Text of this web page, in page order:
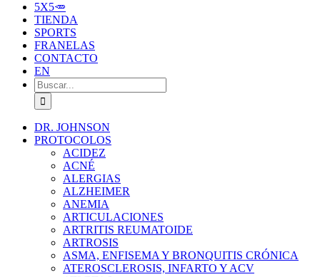
5X5🥕
TIENDA
SPORTS
FRANELAS
CONTACTO
EN
Buscar:
DR. JOHNSON
PROTOCOLOS
ACIDEZ
ACNÉ
ALERGIAS
ALZHEIMER
ANEMIA
ARTICULACIONES
ARTRITIS REUMATOIDE
ARTROSIS
ASMA, ENFISEMA Y BRONQUITIS CRÓNICA
ATEROSCLEROSIS, INFARTO Y ACV